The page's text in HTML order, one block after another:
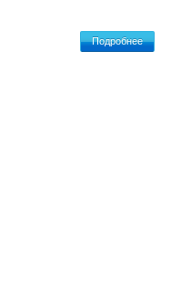
Подробнее